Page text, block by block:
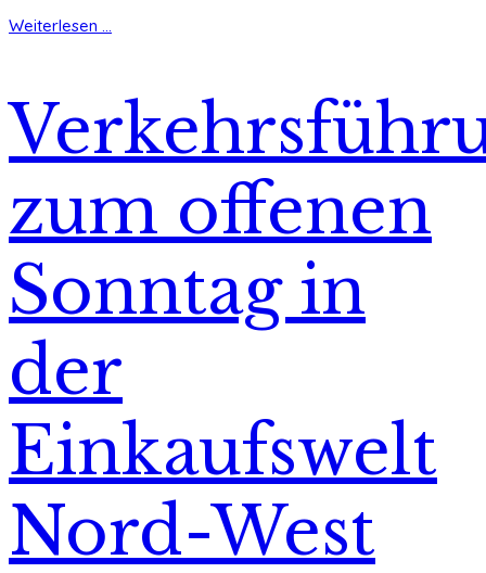
Weiterlesen ...
zum offenen
Sonntag in
der
Einkaufswelt
Nord-West